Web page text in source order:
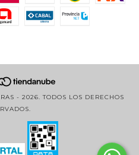
- 2026. TODOS LOS DERECHOS